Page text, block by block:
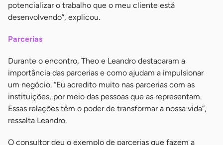
potencializar o trabalho que o meu cliente está
desenvolvendo”, explicou.
Parcerias
Durante o encontro, Theo e Leandro destacaram a
importância das parcerias e como ajudam a impulsionar
um negócio. “Eu acredito muito nas parcerias com as
instituições, por meio das pessoas que as representam.
Essas relações têm o poder de transformar a nossa vida”,
ressalta Leandro.
O consultor deu o exemplo de parcerias que fazem a